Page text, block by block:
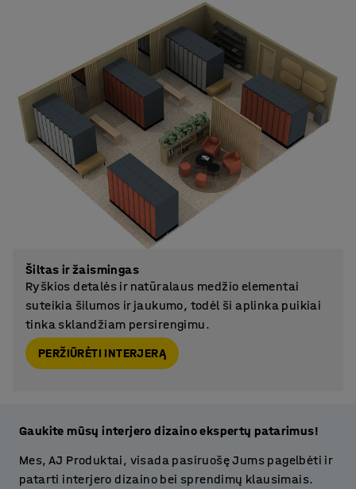
Šiltas ir žaismingas
Ryškios detalės ir natūralaus medžio elementai
suteikia šilumos ir jaukumo, todėl ši aplinka puikiai
tinka sklandžiam persirengimu.
PERŽIŪRĖTI INTERJERĄ
Gaukite mūsų interjero dizaino ekspertų patarimus!
Mes, AJ Produktai, visada pasiruošę Jums pagelbėti ir
patarti interjero dizaino bei sprendimų klausimais.